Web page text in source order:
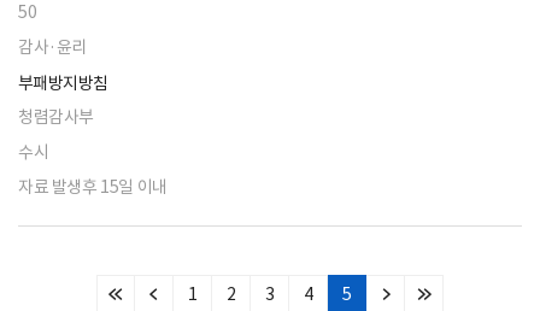
50
감사·윤리
부패방지방침
청렴감사부
수시
자료 발생후 15일 이내
처
이
1 2 3 4 5
다
마